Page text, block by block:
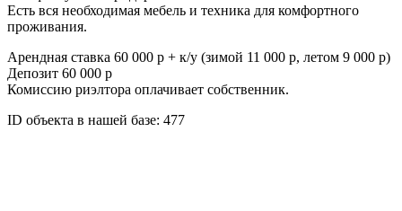
Есть вся необходимая мебель и техника для комфортного
проживания.
Арендная ставка 60 000 р + к/у (зимой 11 000 р, летом 9 000 р)
Депозит 60 000 р
Комиссию риэлтора оплачивает собственник.
ID объекта в нашей базе: 477